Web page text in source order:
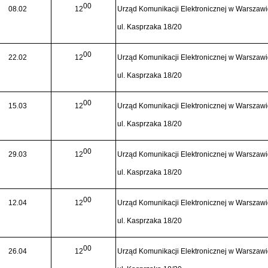
08.02 1200 Urząd Komunikacji Elektronicznej w
ul. Kasprzaka 18/20
22.02 1200 Urząd Komunikacji Elektronicznej w
ul. Kasprzaka 18/20
15.03 1200 Urząd Komunikacji Elektronicznej w
ul. Kasprzaka 18/20
29.03 1200 Urząd Komunikacji Elektronicznej w
ul. Kasprzaka 18/20
12.04 1200 Urząd Komunikacji Elektronicznej w
ul. Kasprzaka 18/20
26.04 1200 Urząd Komunikacji Elektronicznej w